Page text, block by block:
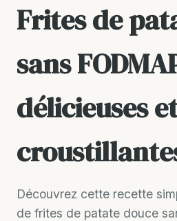
Frites de
sans
délicieuses
Découvrez cette recette
de frites de patate douce